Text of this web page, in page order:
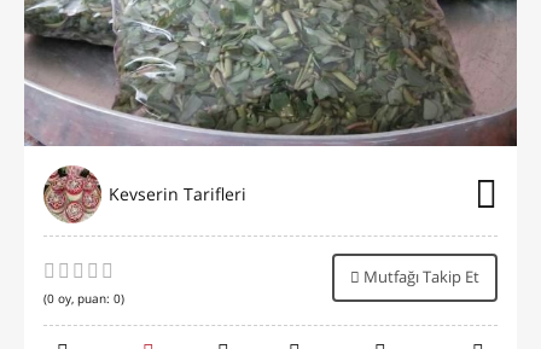
Kevserin Tarifleri
(0 oy, puan: 0)
Mutfağı Takip Et